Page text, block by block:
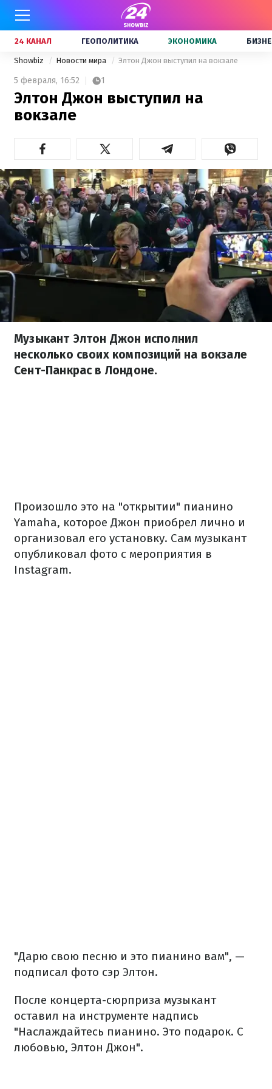
24 КАНАЛ ГЕОПОЛИТИКА ЭКОНОМИКА
Showbiz Новости мира Элтон Джон выступил на вокзале
5 февраля, 16:52 1
Элтон Джон выступил на
вокзале
Музыкант Элтон Джон исполнил
несколько своих композиций на вокзале
Сент-Панкрас в Лондоне.
Произошло это на "открытии" пианино
Yamaha, которое Джон приобрел лично и
организовал его установку. Сам музыкант
опубликовал фото с мероприятия в
Instagram.
"Дарю свою песню и это пианино вам", —
подписал фото сэр Элтон.
После концерта-сюрприза музыкант
оставил на инструменте надпись
"Наслаждайтесь пианино. Это подарок. С
любовью, Элтон Джон".